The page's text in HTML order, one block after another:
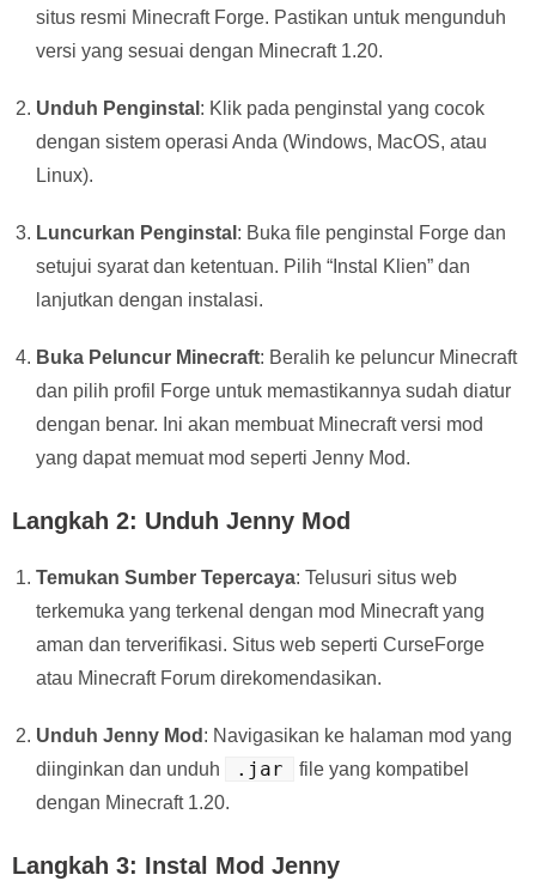
situs resmi Minecraft Forge. Pastikan untuk mengunduh
versi yang sesuai dengan Minecraft 1.20.
Unduh Penginstal : Klik pada penginstal yang cocok
dengan sistem operasi Anda (Windows, MacOS, atau
Linux).
Luncurkan Penginstal : Buka file penginstal Forge dan
setujui syarat dan ketentuan. Pilih “Instal Klien” dan
lanjutkan dengan instalasi.
Buka Peluncur Minecraft: Beralih ke peluncur Minecraft
dan pilih profil Forge untuk memastikannya sudah diatur
dengan benar. Ini akan membuat Minecraft versi mod
yang dapat memuat mod seperti Jenny Mod.
Langkah 2: Unduh Jenny Mod
Temukan Sumber Tepercaya: Telusuri situs web
terkemuka yang terkenal dengan mod Minecraft yang
aman dan terverifikasi. Situs web seperti CurseForge
atau Minecraft Forum direkomendasikan.
Unduh Jenny Mod : Navigasikan ke halaman mod yang
diinginkan dan unduh
.jar
file yang kompatibel
dengan Minecraft 1.20.
Langkah 3: Instal Mod Jenny